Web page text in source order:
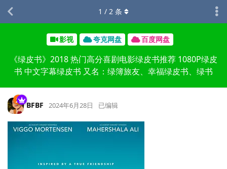
影视 夸克网盘 百度网盘
《绿皮书》2018 热门高分喜剧电影绿皮书推荐 1080P绿皮
书 中文字幕绿皮书 又名：绿簿旅友、幸福绿皮书、绿书
1 / 2 条
BFBF 2024年6月28日 已编辑